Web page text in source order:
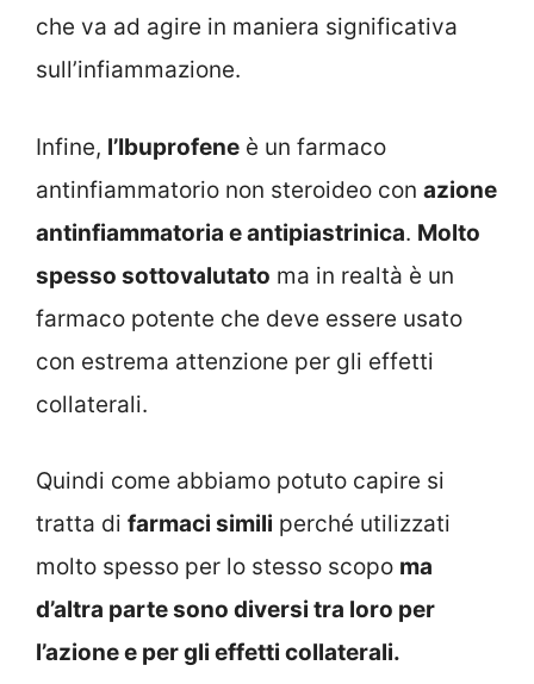
che va ad agire in maniera significativa
sull’infiammazione.
Infine, l’Ibuprofene è un farmaco
antinfiammatorio non steroideo con azione
antinfiammatoria e antipiastrinica. Molto
spesso sottovalutato ma in realtà è un
farmaco potente che deve essere usato
con estrema attenzione per gli effetti
collaterali.
Quindi come abbiamo potuto capire si
tratta di farmaci simili perché utilizzati
molto spesso per lo stesso scopo ma
d’altra parte sono diversi tra loro per
l’azione e per gli effetti collaterali.